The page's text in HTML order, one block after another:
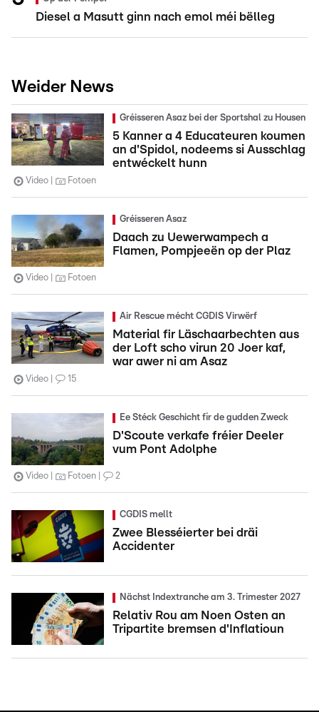
Diesel a Masutt ginn nach emol méi bëlleg
Weider News
Gréisseren Asaz bei der Sportshal zu Housen
5 Kanner a 4 Educateuren koumen
an d'Spidol, nodeems si Ausschlag
entwéckelt hunn
Video Fotoen
Gréisseren Asaz
Daach zu Uewerwampech a
Flamen, Pompjeeën op der Plaz
Video Fotoen
Air Rescue mécht CGDIS Virwërf
Material fir Läschaarbechten aus
der Loft scho virun 20 Joer kaf,
war awer ni am Asaz
Video 15
Ee Stéck Geschicht fir de gudden Zweck
D'Scoute verkafe fréier Deeler
vum Pont Adolphe
Video Fotoen 2
CGDIS mellt
Zwee Blesséierter bei dräi
Accidenter
Nächst Indextranche am 3. Trimester 2027
Relativ Rou am Noen Osten an
Tripartite bremsen d'Inflatioun